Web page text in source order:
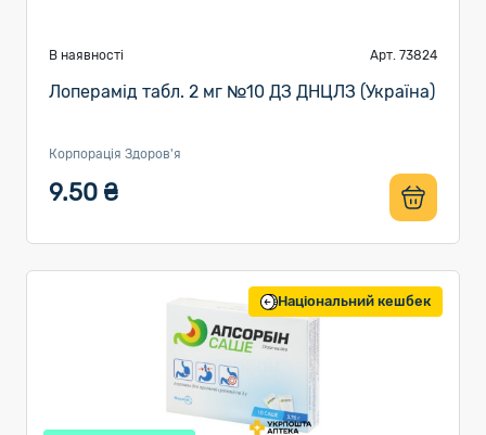
В наявності Арт. 73824
Лоперамід табл. 2 мг №10 ДЗ ДНЦЛЗ (Україна)
Корпорація Здоров'я
9.50 ₴
Національний кешбек